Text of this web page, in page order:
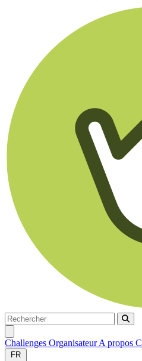
Rechercher
Challenges OrganisateurA propos
FR